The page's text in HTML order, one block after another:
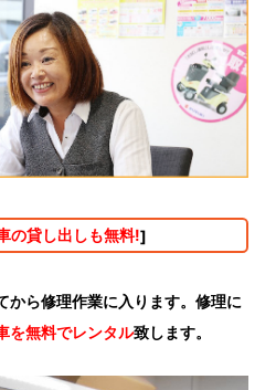
の貸し出しも無料!]
から修理作業に入ります。修理に
を無料でレンタル致します。